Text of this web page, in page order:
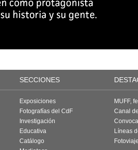
SECCIONES
Exposiciones
Fotografías del CdF
Investigación
Educativa
Catálogo
MUFF,
Canal
Líneas